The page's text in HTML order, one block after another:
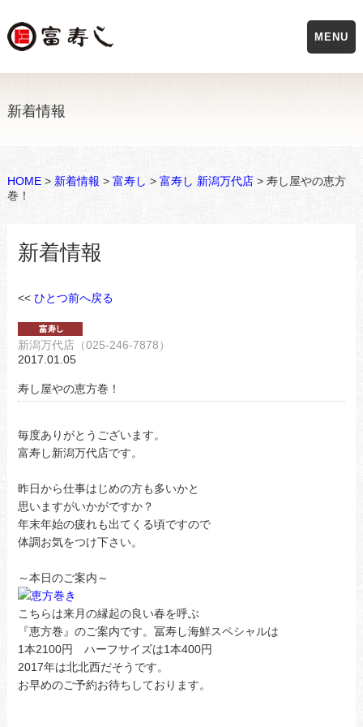
新着情報
HOME> 新着情報 > 富寿し > 富寿し 新潟万代店> 寿し屋やの恵方
巻！
新着情報
<< ひとつ前へ戻る
新潟万代店（025-246-7878）
2017.01.05
寿し屋やの恵方巻！
毎度ありがとうございます。
富寿し新潟万代店です。
昨日から仕事はじめの方も多いかと
思いますがいかがですか？
年末年始の疲れも出てくる頃ですので
体調お気をつけ下さい。
～本日のご案内～
こちらは来月の縁起の良い春を呼ぶ
『恵方巻』のご案内です。冨寿し海鮮スペシャルは
1本2100円 ハーフサイズは1本400円
2017年は北北西だそうです。
お早めのご予約お待ちしております。
MENU